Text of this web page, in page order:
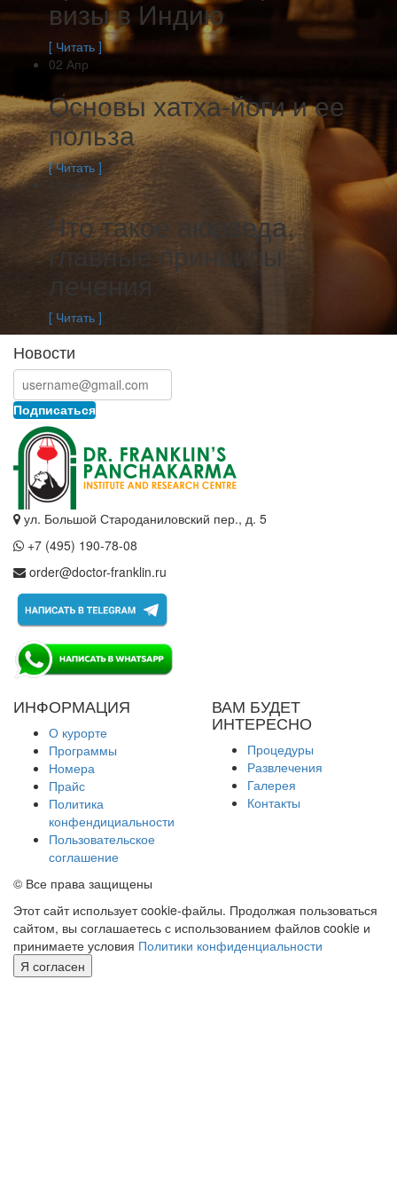
визы в Индию
[ Читать ]
02 Апр
Основы хатха-йоги и ее
польза
[ Читать ]
Янв
Что такое аюрведа,
главные принципы
лечения
[ Читать ]
Новости
Подписаться
ул. Большой Староданиловский пер., д. 5
+7 (495) 190-78-08
order@doctor-franklin.ru
ИНФОРМАЦИЯ
О курорте
Программы
Номера
Прайс
Политика
конфендициальности
Пользовательское
соглашение
ВАМ БУДЕТ
ИНТЕРЕСНО
Процедуры
Развлечения
Галерея
Контакты
© Все права защищены
Этот сайт использует cookie-файлы. Продолжая пользоваться
сайтом, вы соглашаетесь с использованием файлов cookie и
принимаете условия Политики конфиденциальности
Я согласен